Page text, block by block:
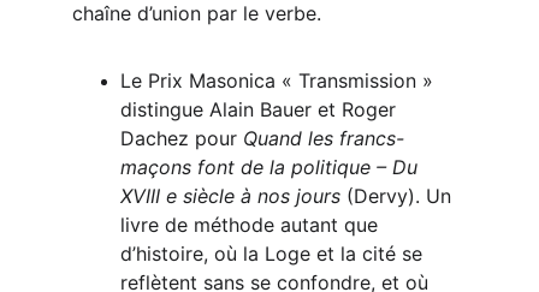
chaîne d’union par le verbe.
Le Prix Masonica « Transmission »
distingue Alain Bauer et Roger
Dachez pour Quand les francs-
maçons font de la politique – Du
XVIII e siècle à nos jours (Dervy). Un
livre de méthode autant que
d’histoire, où la Loge et la cité se
reflètent sans se confondre, et où